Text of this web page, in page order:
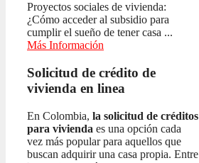
Proyectos sociales de vivienda:
¿Cómo acceder al subsidio para
cumplir el sueño de tener casa ...
Más Información
Solicitud de crédito de
vivienda en linea
En Colombia, la solicitud de créditos
para vivienda es una opción cada
vez más popular para aquellos que
buscan adquirir una casa propia. Entre